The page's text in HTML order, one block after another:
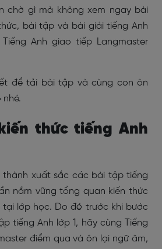
chờ gì mà không xem ngay bài
bài tập và bài giải tiếng Anh
Tiếng Anh giao tiếp Langmaster
để tải bài tập và cùng con ôn
nhé.
thức tiếng Anh
thành xuất sắc các bài tập tiếng
nắm vững tổng quan kiến thức
lớp học. Do đó trước khi bước
tiếng Anh lớp 1, hãy cùng Tiếng
điểm qua và ôn lại ngữ âm,